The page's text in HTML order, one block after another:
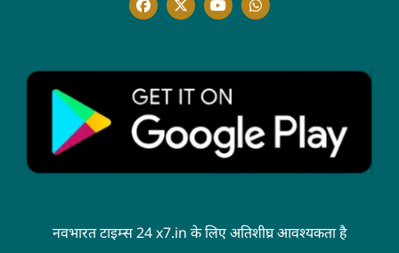
नवभारत टाइम्स 24 x7.in के लिए अतिशीघ्र आवश्यकता है